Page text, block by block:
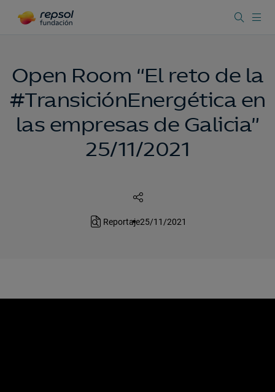
Open Room “El reto de la
#TransiciónEnergética en
las empresas de Galicia”
25/11/2021
Reportaje25/11/2021